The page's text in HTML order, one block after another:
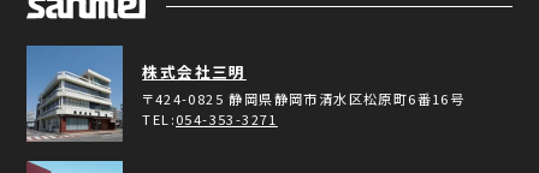
株式会社三明
〒424-0825静岡県静岡市清水区松原町6番16号
TEL:054-353-3271